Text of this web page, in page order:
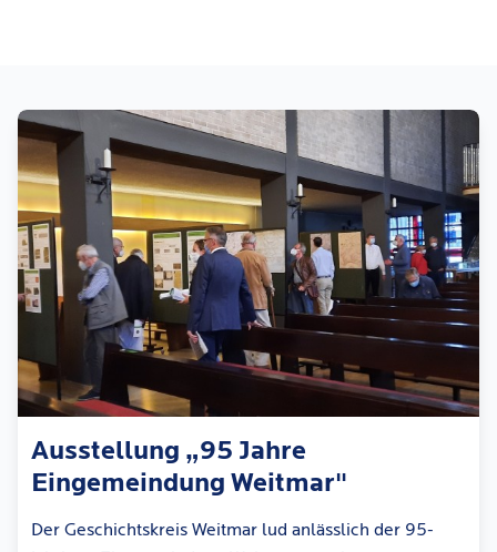
Ausstellung „95 Jahre
Eingemeindung Weitmar"
Der Geschichtskreis Weitmar lud anlässlich der 95-